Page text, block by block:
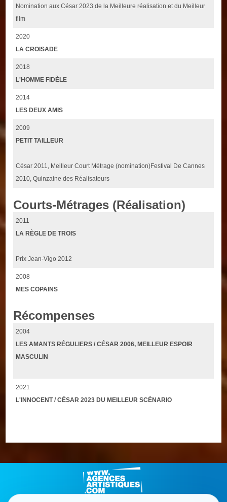
Nomination aux César 2023 de la Meilleure réalisation et du Meilleur
film
2020
LA CROISADE
2018
L'HOMME FIDÈLE
2014
LES DEUX AMIS
2009
PETIT TAILLEUR
César 2011, Meilleur Court Métrage (nomination)Festival De Cannes
2010, Quinzaine des Réalisateurs
Courts-Métrages (Réalisation)
2011
LA RÈGLE DE TROIS
Prix Jean-Vigo 2012
2008
MES COPAINS
Récompenses
2004
LES AMANTS RÉGULIERS / CÉSAR 2006, MEILLEUR ESPOIR
MASCULIN
2021
L'INNOCENT / CÉSAR 2023 DU MEILLEUR SCÉNARIO